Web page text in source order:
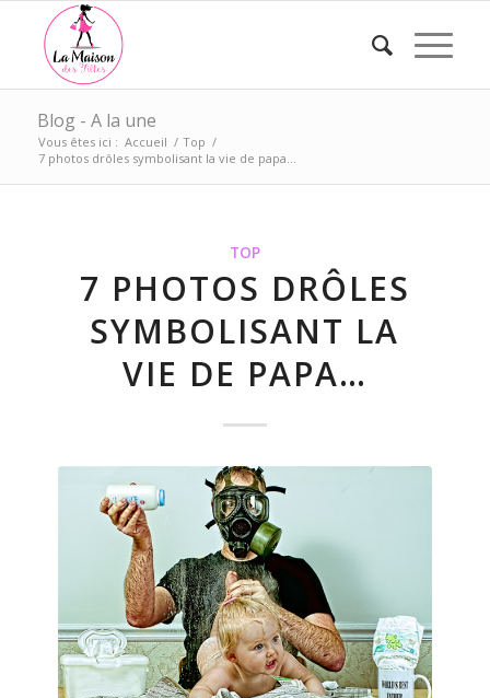
Blog - A la une
Vous êtes ici : Accueil / Top /
7 photos drôles symbolisant la vie de papa…
TOP
7 PHOTOS DRÔLES
SYMBOLISANT LA
VIE DE PAPA…